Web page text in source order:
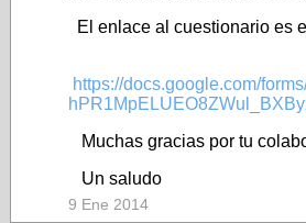
El enlace al cuestionario es
https://docs.google.com/
Muchas gracias por tu
Un saludo
9 Ene 2014